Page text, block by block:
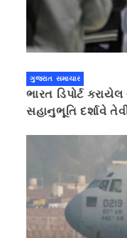
ગુજરાત સમાચાર
ભારત ડિપોર્ટ
સહાનુભૂતિ દર્શાવે